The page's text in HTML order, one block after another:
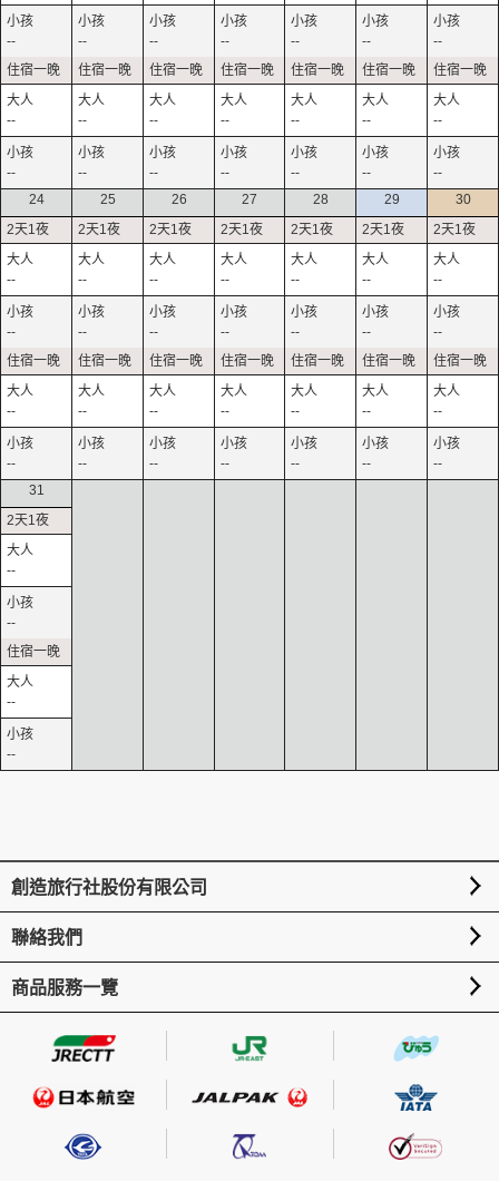
--
--
--
--
--
--
--
--
--
--
--
--
--
--
--
--
--
--
--
--
--
24
--
--
--
--
25
--
--
--
--
26
--
--
--
--
27
--
--
--
--
28
--
--
--
--
29
--
--
--
--
30
--
--
--
--
31
--
--
--
--
創造旅行社股份有限公司
聯絡我們
商品服務一覽